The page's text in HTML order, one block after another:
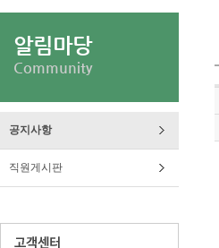
알림마당
Community
공지사항
직원게시판